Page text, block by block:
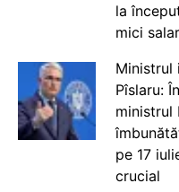
la
mici
Ministrul
Pîslaru:
ministrul
pe 17
crucial